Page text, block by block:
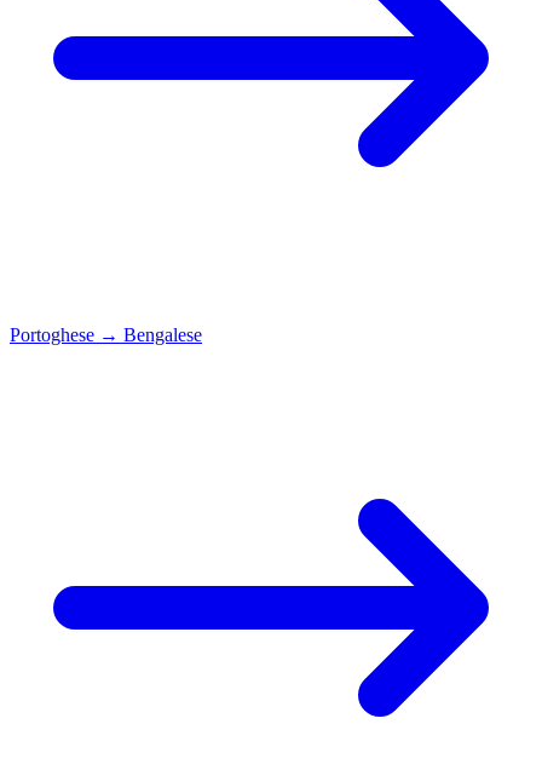
Portoghese → Bengalese